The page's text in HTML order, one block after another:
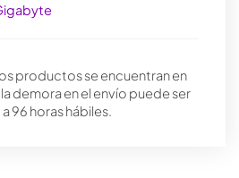
productos se encuentran en
demora en el envío puede ser
96 horas hábiles.